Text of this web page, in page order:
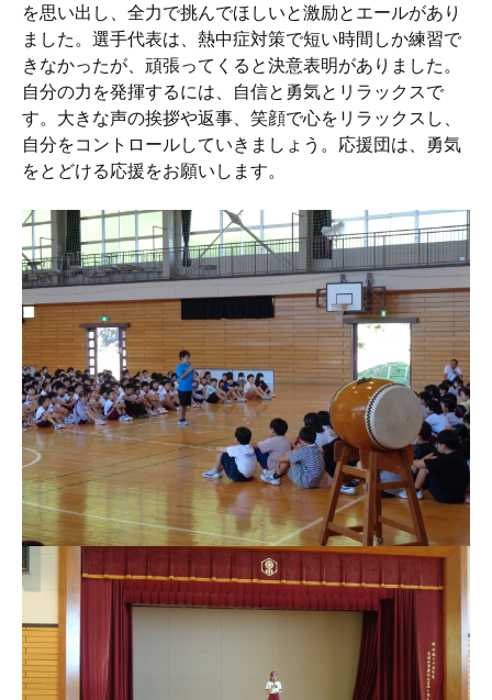
を思い出し、全力で挑んでほしいと激励とエールがあり
ました。選手代表は、熱中症対策で短い時間しか練習で
きなかったが、頑張ってくると決意表明がありました。
自分の力を発揮するには、自信と勇気とリラックスで
す。大きな声の挨拶や返事、笑顔で心をリラックスし、
自分をコントロールしていきましょう。応援団は、勇気
をとどける応援をお願いします。